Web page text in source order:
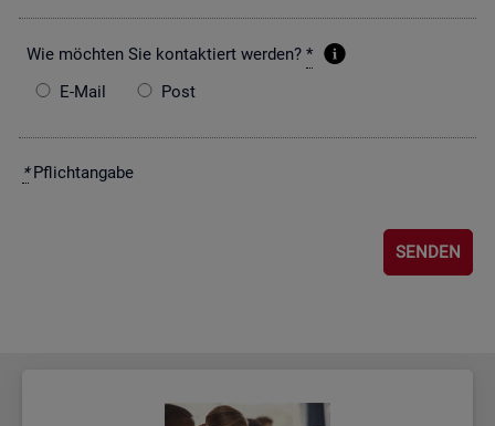
Wie möch­ten Sie kon­tak­tiert wer­den? *
E-Mail
Post
*Pflicht­an­ga­be